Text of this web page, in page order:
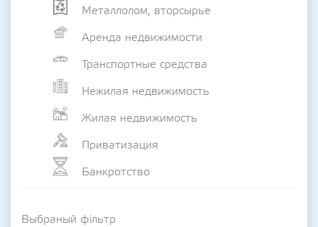
Металлолом, вторсырье
Аренда недвижимости
Транспортные средства
Нежилая недвижимость
Жилая недвижимость
Приватизация
Банкротство
Выбраный фільтр